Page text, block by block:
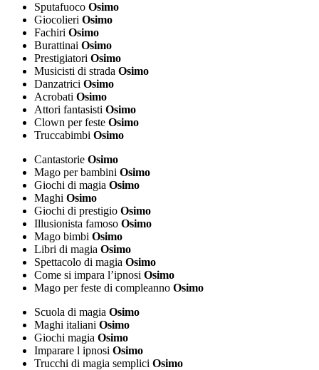
Sputafuoco Osimo
Giocolieri Osimo
Fachiri Osimo
Burattinai Osimo
Prestigiatori Osimo
Musicisti di strada Osimo
Danzatrici Osimo
Acrobati Osimo
Attori fantasisti Osimo
Clown per feste Osimo
Truccabimbi Osimo
Cantastorie Osimo
Mago per bambini Osimo
Giochi di magia Osimo
Maghi Osimo
Giochi di prestigio Osimo
Illusionista famoso Osimo
Mago bimbi Osimo
Libri di magia Osimo
Spettacolo di magia Osimo
Come si impara l’ipnosi Osimo
Mago per feste di compleanno Osimo
Scuola di magia Osimo
Maghi italiani Osimo
Giochi magia Osimo
Imparare l ipnosi Osimo
Trucchi di magia semplici Osimo